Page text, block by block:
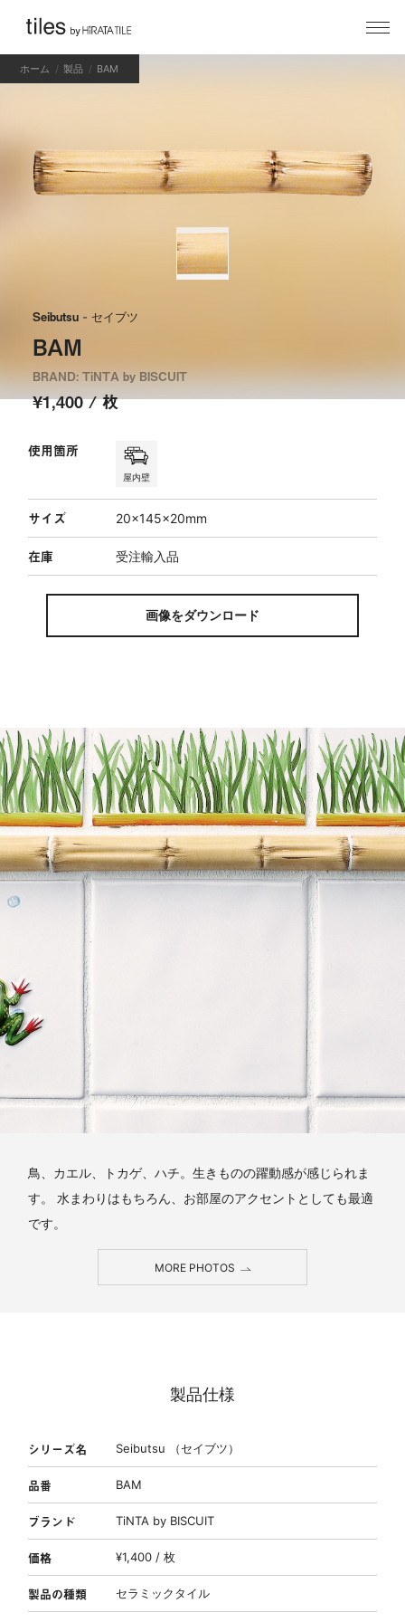
ホーム 製品 BAM
Seibutsu - セイブツ
BAM
BRAND: TiNTA by BISCUIT
¥1,400 / 枚
使用箇所
屋内壁
サイズ 20×145×20mm
在庫 受注輸入品
画像をダウンロード
鳥、カエル、トカゲ、ハチ。生きものの躍動感が感じられま
す。 水まわりはもちろん、お部屋のアクセントとしても最適
です。
MORE PHOTOS
製品仕様
シリーズ名 Seibutsu （セイブツ）
品番 BAM
ブランド TiNTA by BISCUIT
価格 ¥1,400 / 枚
製品の種類 セラミックタイル